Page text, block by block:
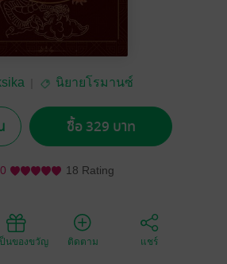
นิยายโรมานซ์
ซื้อ 329 บาท
18 Rating
นของขวัญ ติดตาม แชร์